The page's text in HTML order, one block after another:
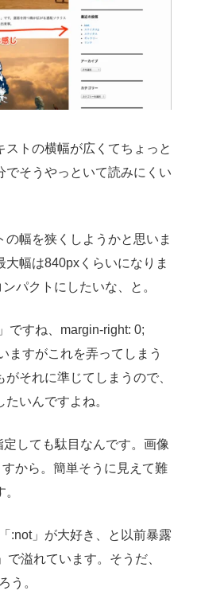
ストの横幅が広くてちょっと
でそうやっといて読みにくい
幅を狭くしようかと思いま
幅は840pxくらいになりま
パクトにしたいな、と。
ですね、margin-right: 0;
ますがこれを弄ってしまう
それに準じてしまうので、
いんですよね。
定しても駄目なんです。画像
から。簡単そうに見えて難
:not」が大好き、と以前暴露
で溢れています。そうだ、
う。